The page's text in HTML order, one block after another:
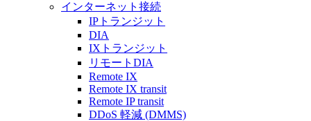
インターネット接続
IPトランジット
DIA
IXトランジット
リモートDIA
Remote IX
Remote IX transit
Remote IP transit
DDoS 軽減 (DMMS)